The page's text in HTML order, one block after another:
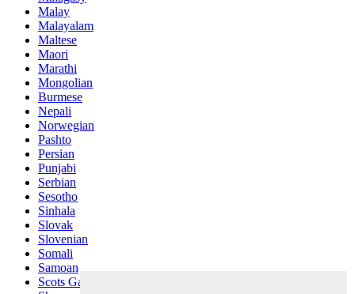
Malay
Malayalam
Maltese
Maori
Marathi
Mongolian
Burmese
Nepali
Norwegian
Pashto
Persian
Punjabi
Serbian
Sesotho
Sinhala
Slovak
Slovenian
Somali
Samoan
Scots Gaelic